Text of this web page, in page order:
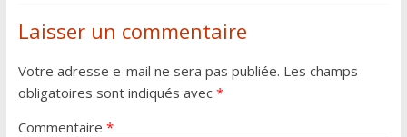
Laisser un commentaire
Votre adresse e-mail ne sera pas publiée. Les champs
obligatoires sont indiqués avec *
Commentaire *